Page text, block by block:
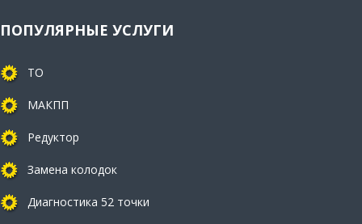
ПОПУЛЯРНЫЕ УСЛУГИ
ТО
МАКПП
Редуктор
Замена колодок
Диагностика 52 точки